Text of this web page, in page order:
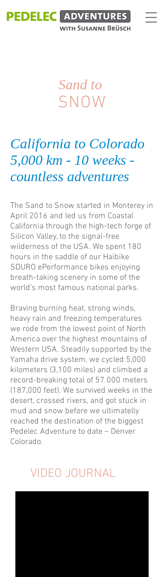
Sand to
SNOW
California to Colorado
5,000 km - 10 weeks -
countless adventures
The Sand to Snow started in Monterey in
April 2016 and led us from Coastal
California through the high-tech forge of
Silicon Valley, to the signal-free
wilderness of the USA. We spent 180
hours in the saddle of our Haibike
SDURO ePerformance bikes enjoying
breath-taking scenery in some of the
world’s most famous national parks.
Braving burning heat, strong winds,
heavy rain and freezing temperatures
we rode from the lowest point of North
America over the highest mountains of
Western USA. Steadily supported by the
Yamaha drive system, we cycled 5,000
kilometers (3,100 miles) and climbed a
record-breaking total of 57.000 meters
(187,000 feet). We survived weeks in the
desert, crossed rivers, and got stuck in
mud and snow before we ultimatelly
reached the destination of the biggest
Pedelec Adventure to date – Denver
Colorado.
VIDEO JOURNAL